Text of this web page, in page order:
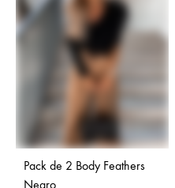
Pack de 2 Body Feathers
Negro